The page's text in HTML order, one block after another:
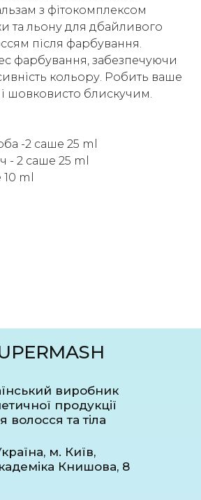
з фітокомплексом
та льону для дбайливого
після фарбування.
фарбування, забезпечуючи
кольору. Робить ваше
шовковисто блискучим.
-2 саше 25 ml
- 2 саше 25 ml
ml
виробник
продукції
волосся та тіла
м. Київ,
Книшова, 8